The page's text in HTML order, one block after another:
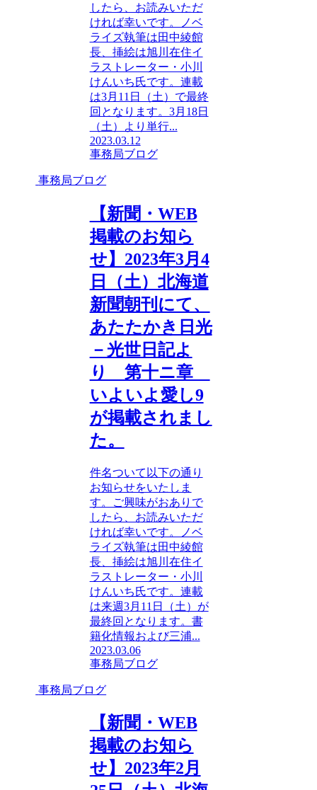
したら、お読みいただ
ければ幸いです。ノベ
ライズ執筆は田中綾館
長、挿絵は旭川在住イ
ラストレーター・小川
けんいち氏です。連載
は3月11日（土）で最終
回となります。3月18日
（土）より単行...
2023.03.12
事務局ブログ
事務局ブログ
【新聞・WEB
掲載のお知ら
せ】2023年3月4
日（土）北海道
新聞朝刊にて、
あたたかき日光
－光世日記よ
り 第十ニ章
いよいよ愛し9
が掲載されまし
た。
件名ついて以下の通り
お知らせをいたしま
す。ご興味がおありで
したら、お読みいただ
ければ幸いです。ノベ
ライズ執筆は田中綾館
長、挿絵は旭川在住イ
ラストレーター・小川
けんいち氏です。連載
は来週3月11日（土）が
最終回となります。書
籍化情報および三浦...
2023.03.06
事務局ブログ
事務局ブログ
【新聞・WEB
掲載のお知ら
せ】2023年2月